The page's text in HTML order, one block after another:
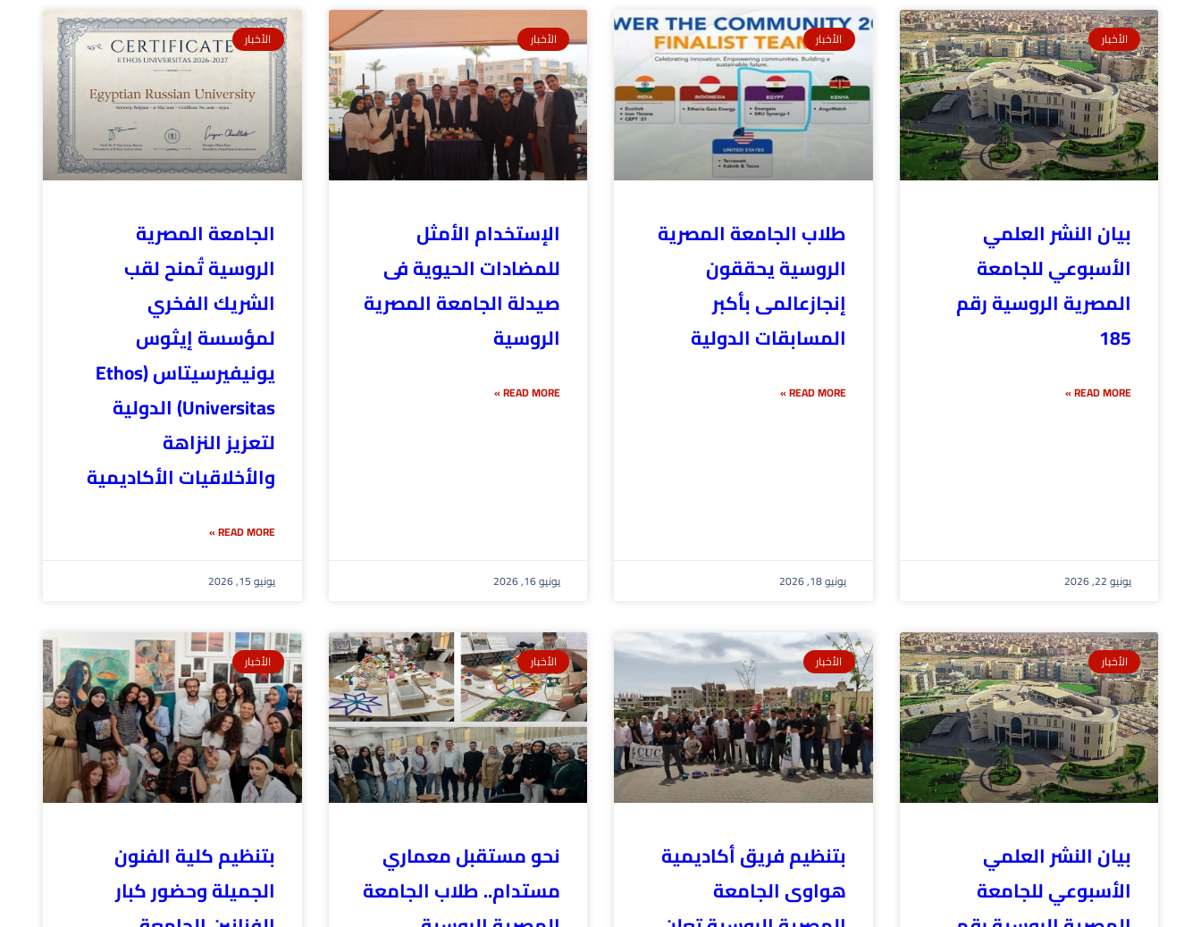
الأخبار
بيان النشر العلمي
الأسبوعي للجامعة
المصرية الروسية رقم
185
READ MORE »
يونيو 22, 2026
الأخبار
طلاب الجامعة المصرية
الروسية يحققون
إنجازعالمى بأكبر
المسابقات الدولية
READ MORE »
يونيو 18, 2026
الأخبار
الإستخدام الأمثل
للمضادات الحيوية فى
صيدلة الجامعة المصرية
الروسية
READ MORE »
يونيو 16, 2026
الأخبار
الجامعة المصرية
الروسية تُمنح لقب
الشريك الفخري
لمؤسسة إيثوس
يونيفيرسيتاس (Ethos
Universitas) الدولية
لتعزيز النزاهة
والأخلاقيات الأكاديمية
READ MORE »
يونيو 15, 2026
الأخبار
بيان النشر العلمي
الأسبوعي للجامعة
الأخبار
بتنظيم فريق أكاديمية
هواوى الجامعة
الأخبار
نحو مستقبل معماري
مستدام.. طلاب الجامعة
الأخبار
بتنظيم كلية الفنون
الجميلة وحضور كبار